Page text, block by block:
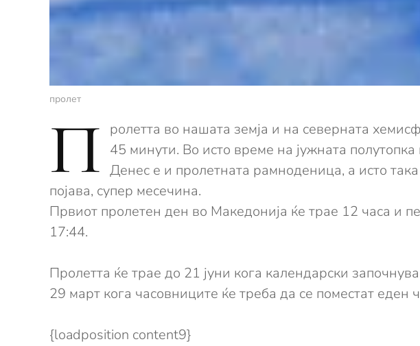
пролет
П ролетта во нашата земја и на северната
45 минути. Во исто време на јужната полутопка
Денес е и пролетната рамноденица, а исто
појава, супер месечина.
Првиот пролетен ден во Македонија ќе трае 12 часа и
17:44.
Пролетта ќе трае до 21 јуни кога календарски
29 март кога часовниците ќе треба да се поместат еден
{loadposition content9}